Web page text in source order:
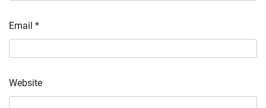
Email *
Website